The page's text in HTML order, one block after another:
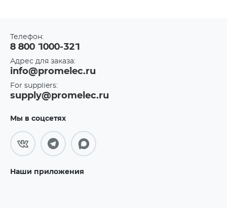
Телефон:
8 800 1000-321
Адрес для заказа:
info@promelec.ru
For suppliers:
supply@promelec.ru
Мы в соцсетях
Наши приложения